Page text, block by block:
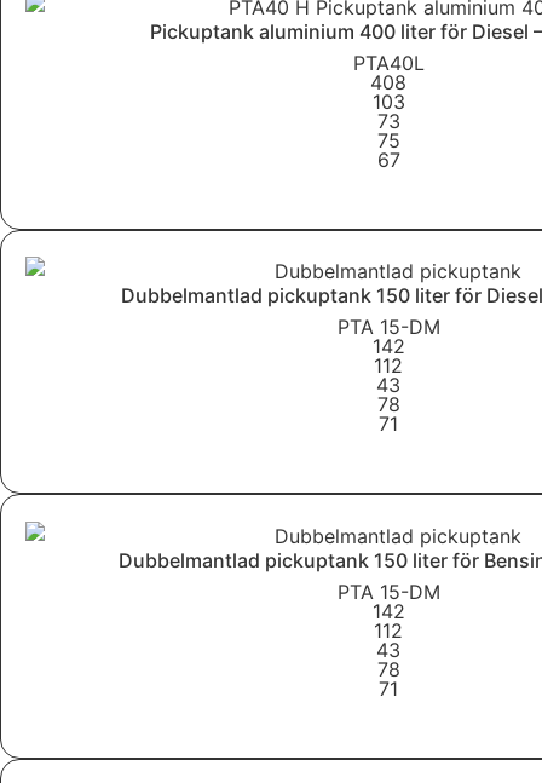
Pickuptank aluminium 400 liter för Diesel
PTA40L
408
103
73
75
67
Dubbelmantlad pickuptank 150 liter för Diesel
PTA 15-DM
142
112
43
78
71
Dubbelmantlad pickuptank 150 liter för
PTA 15-DM
142
112
43
78
71